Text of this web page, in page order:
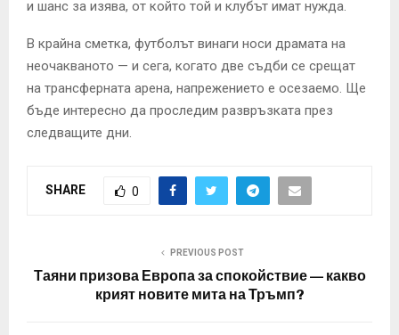
и шанс за изява, от който той и клубът имат нужда.
В крайна сметка, футболът винаги носи драмата на
неочакваното — и сега, когато две съдби се срещат
на трансферната арена, напрежението е осезаемо. Ще
бъде интересно да проследим развръзката през
следващите дни.
SHARE 0
PREVIOUS POST
Таяни призова Европа за спокойствие — какво
крият новите мита на Тръмп?